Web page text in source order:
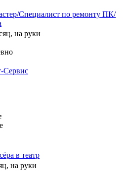
Специалист по ремонту ПК/
на руки
Сервис
в театр
на руки